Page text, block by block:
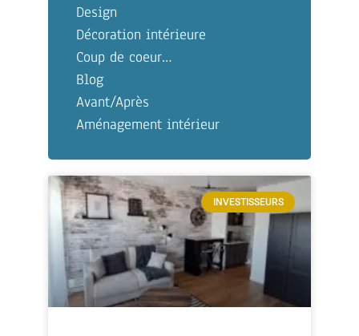
Design
Décoration intérieure
Coup de coeur…
Blog
Avant/Après
Aménagement intérieur
INVESTISSEURS